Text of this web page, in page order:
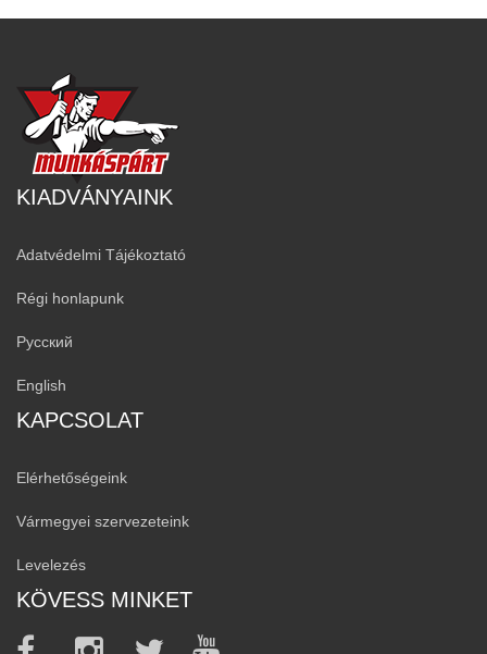
KIADVÁNYAINK
Adatvédelmi Tájékoztató
Régi honlapunk
Русский
English
KAPCSOLAT
Elérhetőségeink
Vármegyei szervezeteink
Levelezés
KÖVESS MINKET